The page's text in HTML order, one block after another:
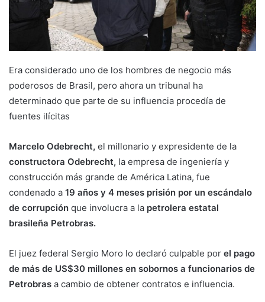
Era considerado uno de los hombres de negocio más
poderosos de Brasil, pero ahora un tribunal ha
determinado que parte de su influencia procedía de
fuentes ilícitas
Marcelo Odebrecht, el millonario y expresidente de la
constructora Odebrecht, la empresa de ingeniería y
construcción más grande de América Latina, fue
condenado a 19 años y 4 meses prisión por un escándalo
de corrupción que involucra a la petrolera estatal
brasileña Petrobras.
El juez federal Sergio Moro lo declaró culpable por el pago
de más de US$30 millones en sobornos a funcionarios de
Petrobras a cambio de obtener contratos e influencia.